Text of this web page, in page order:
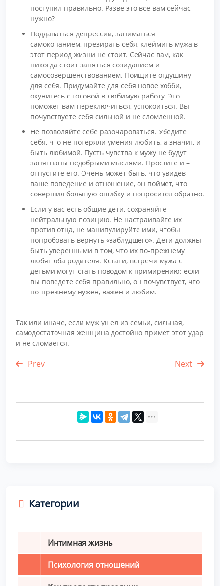
поступил правильно. Разве это все вам сейчас
нужно?
Поддаваться депрессии, заниматься
самокопанием, презирать себя, клеймить мужа в
этот период жизни не стоит. Сейчас вам, как
никогда стоит заняться созиданием и
самосовершенствованием. Поищите отдушину
для себя. Придумайте для себя новое хобби,
окунитесь с головой в любимую работу. Это
поможет вам переключиться, успокоиться. Вы
почувствуете себя сильной и не сломленной.
Не позволяйте себе разочароваться. Убедите
себя, что не потеряли умения любить, а значит, и
быть любимой. Пусть чувства к мужу не будут
запятнаны недобрыми мыслями. Простите и –
отпустите его. Очень может быть, что увидев
ваше поведение и отношение, он поймет, что
совершил большую ошибку и попросится обратно.
Если у вас есть общие дети, сохраняйте
нейтральную позицию. Не настраивайте их
против отца, не манипулируйте ими, чтобы
попробовать вернуть «заблудшего». Дети должны
быть уверенными в том, что их по-прежнему
любят оба родителя. Кстати, встречи мужа с
детьми могут стать поводом к примирению: если
вы поведете себя правильно, он почувствует, что
по-прежнему нужен, важен и любим.
Так или иначе, если муж ушел из семьи, сильная,
самодостаточная женщина достойно примет этот удар
и не сломается.
Prev Next
Категории
Интимная жизнь
Психология отношений